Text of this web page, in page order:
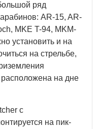
ряд
AR-15, AR-
MKE T-94, MKM-
установить и на
на стрельбе,
на дне
с
на пик-